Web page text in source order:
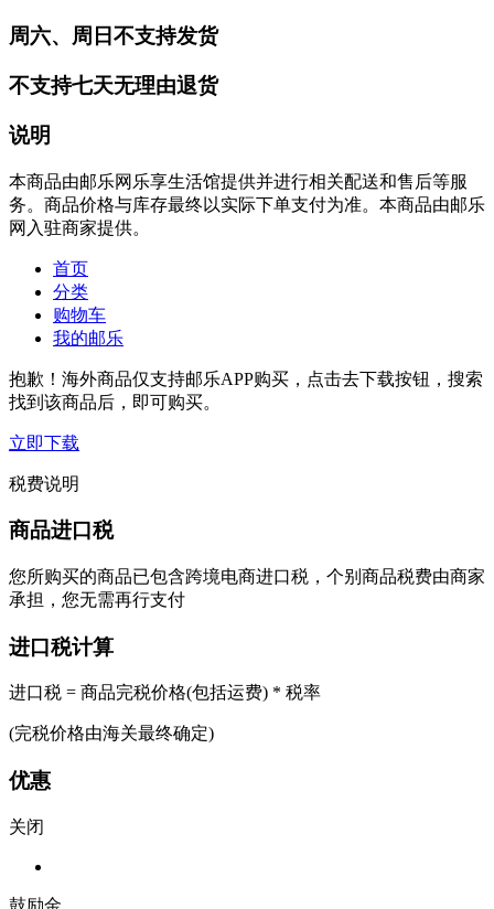
周六、周日不支持发货
不支持七天无理由退货
说明
本商品由邮乐网乐享生活馆提供并进行相关配送和售后等服
务。商品价格与库存最终以实际下单支付为准。本商品由邮乐
网入驻商家提供。
首页
分类
购物车
我的邮乐
抱歉！海外商品仅支持邮乐APP购买，点击去下载按钮，搜索
找到该商品后，即可购买。
立即下载
税费说明
商品进口税
您所购买的商品已包含跨境电商进口税，个别商品税费由商家
承担，您无需再行支付
进口税计算
进口税 = 商品完税价格(包括运费) * 税率
(完税价格由海关最终确定)
优惠
关闭
鼓励金